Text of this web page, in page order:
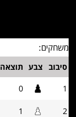
משחקים:
סיבוב צבע תוצאה
1
0
2
1